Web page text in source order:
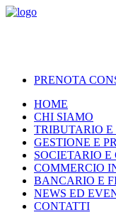
PRENOTA
HOME
CHI SIAMO
TRIBUTARIO
GESTIONE E
SOCIETARIO
COMMERCIO
BANCARIO E
NEWS ED
CONTATTI